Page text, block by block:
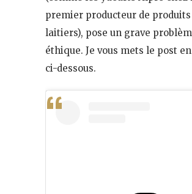
premier producteur de produits
laitiers), pose un grave
éthique. Je vous mets le post
ci-dessous.